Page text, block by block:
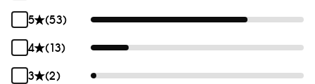
5
(53)
4
(13)
3
(2)